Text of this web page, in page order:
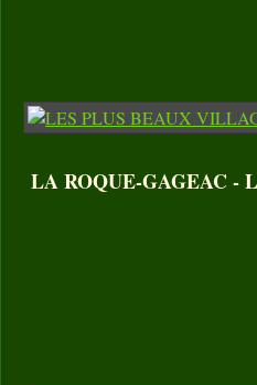
LA ROQUE-GAGEAC -